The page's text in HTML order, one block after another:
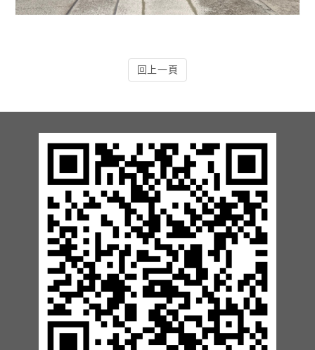
13.周邊配備-防撞條實績
15.周邊配備-安全警示實績
17.周邊配備-方向指示實績
18.周邊配備-車位架實績
20.智能汽機車充電樁設備實績
21.車道資訊看板實績
回上一頁